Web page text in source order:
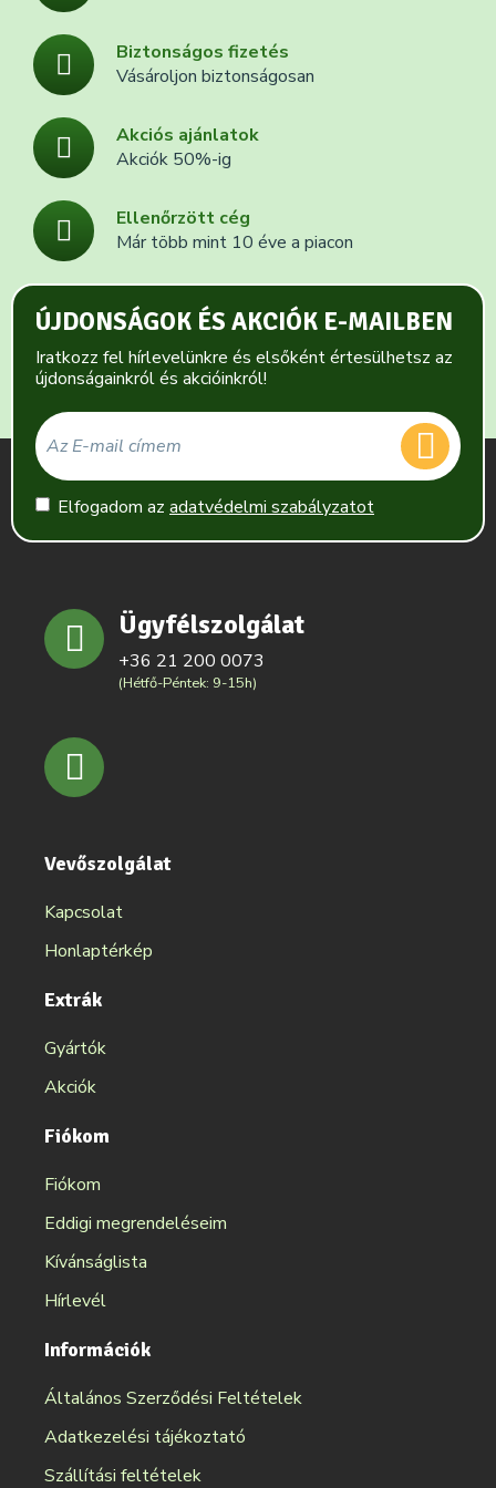
Biztonságos fizetés
Vásároljon biztonságosan
Akciós ajánlatok
Akciók 50%-ig
Ellenőrzött cég
Már több mint 10 éve a piacon
ÚJDONSÁGOK ÉS AKCIÓK E-MAILBEN
Iratkozz fel hírlevelünkre és elsőként értesülhetsz az
újdonságainkról és akcióinkról!
Elfogadom az adatvédelmi szabályzatot
Ügyfélszolgálat
+36 21 200 0073
(Hétfő-Péntek: 9-15h)
Vevőszolgálat
Kapcsolat
Honlaptérkép
Extrák
Gyártók
Akciók
Fiókom
Fiókom
Eddigi megrendeléseim
Kívánságlista
Hírlevél
Információk
Általános Szerződési Feltételek
Adatkezelési tájékoztató
Szállítási feltételek